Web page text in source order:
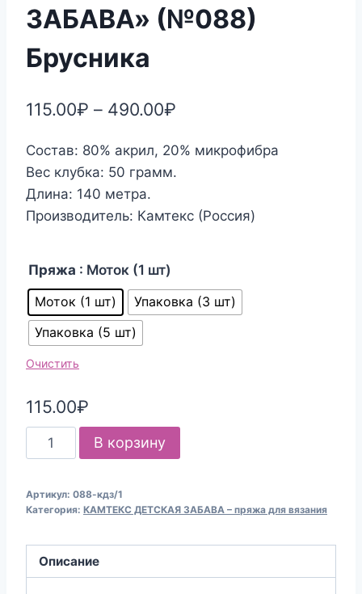
ЗАБАВА» (№088)
Брусника
115.00₽ – 490.00₽
Состав: 80% акрил, 20% микрофибра
Вес клубка: 50 грамм.
Длина: 140 метра.
Производитель: Камтекс (Россия)
Пряжа : Моток (1 шт)
Моток (1 шт)
Упаковка (3 шт)
Упаковка (5 шт)
Очистить
115.00₽
Количество
товара
для
КАМТЕКС
"ДЕТСКАЯ
В корзину
Артикул: 088-кдз/1
Категория: КАМТЕКС ДЕТСКАЯ ЗАБАВА – пряжа для вязания
Описание